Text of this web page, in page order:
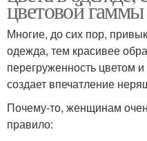
цветовой гаммы
Многие, до сих пор,
одежда, тем красивее
перегруженность цветом
создает впечатление
Почему-то, женщинам
правило: